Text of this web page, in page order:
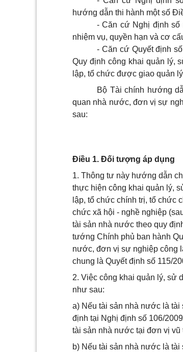
hướng dẫn thi hành một số
- Căn cứ Nghị định số
nhiệm vụ, quyền hạn và cơ
- Căn cứ Quyết định
Quy định công khai quản lý,
lập, tổ chức được giao quản
Bộ Tài chính hướng
quan nhà nước, đơn vị sự
sau:
Điều 1. Đối tượng áp dụng
1. Thông tư này hướng dẫn
thực hiện công khai quản lý,
lập, tổ chức chính trị, tổ chức
chức xã hội - nghề nghiệp
tài sản nhà nước theo quy
tướng Chính phủ ban hành
nước, đơn vị sự nghiệp công
chung là Quyết định số 115/
2. Việc công khai quản lý, sử
như sau:
a) Nếu tài sản nhà nước là tài
định tại Nghị định số 106/
tài sản nhà nước tại đơn vị vũ
b) Nếu tài sản nhà nước là